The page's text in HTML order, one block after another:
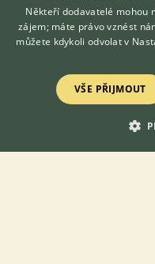
KONTAKT
Někteří dodavatelé mohou
zájem; máte právo vznést
můžete kdykoli odvolat v
VŠE PŘIJMOUT